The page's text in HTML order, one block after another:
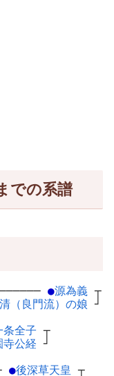
での系譜
●源為義 ┬
（良門流）の娘 ┘
条全子 ┬
寺公経 ┘
●後深草天皇 ┬